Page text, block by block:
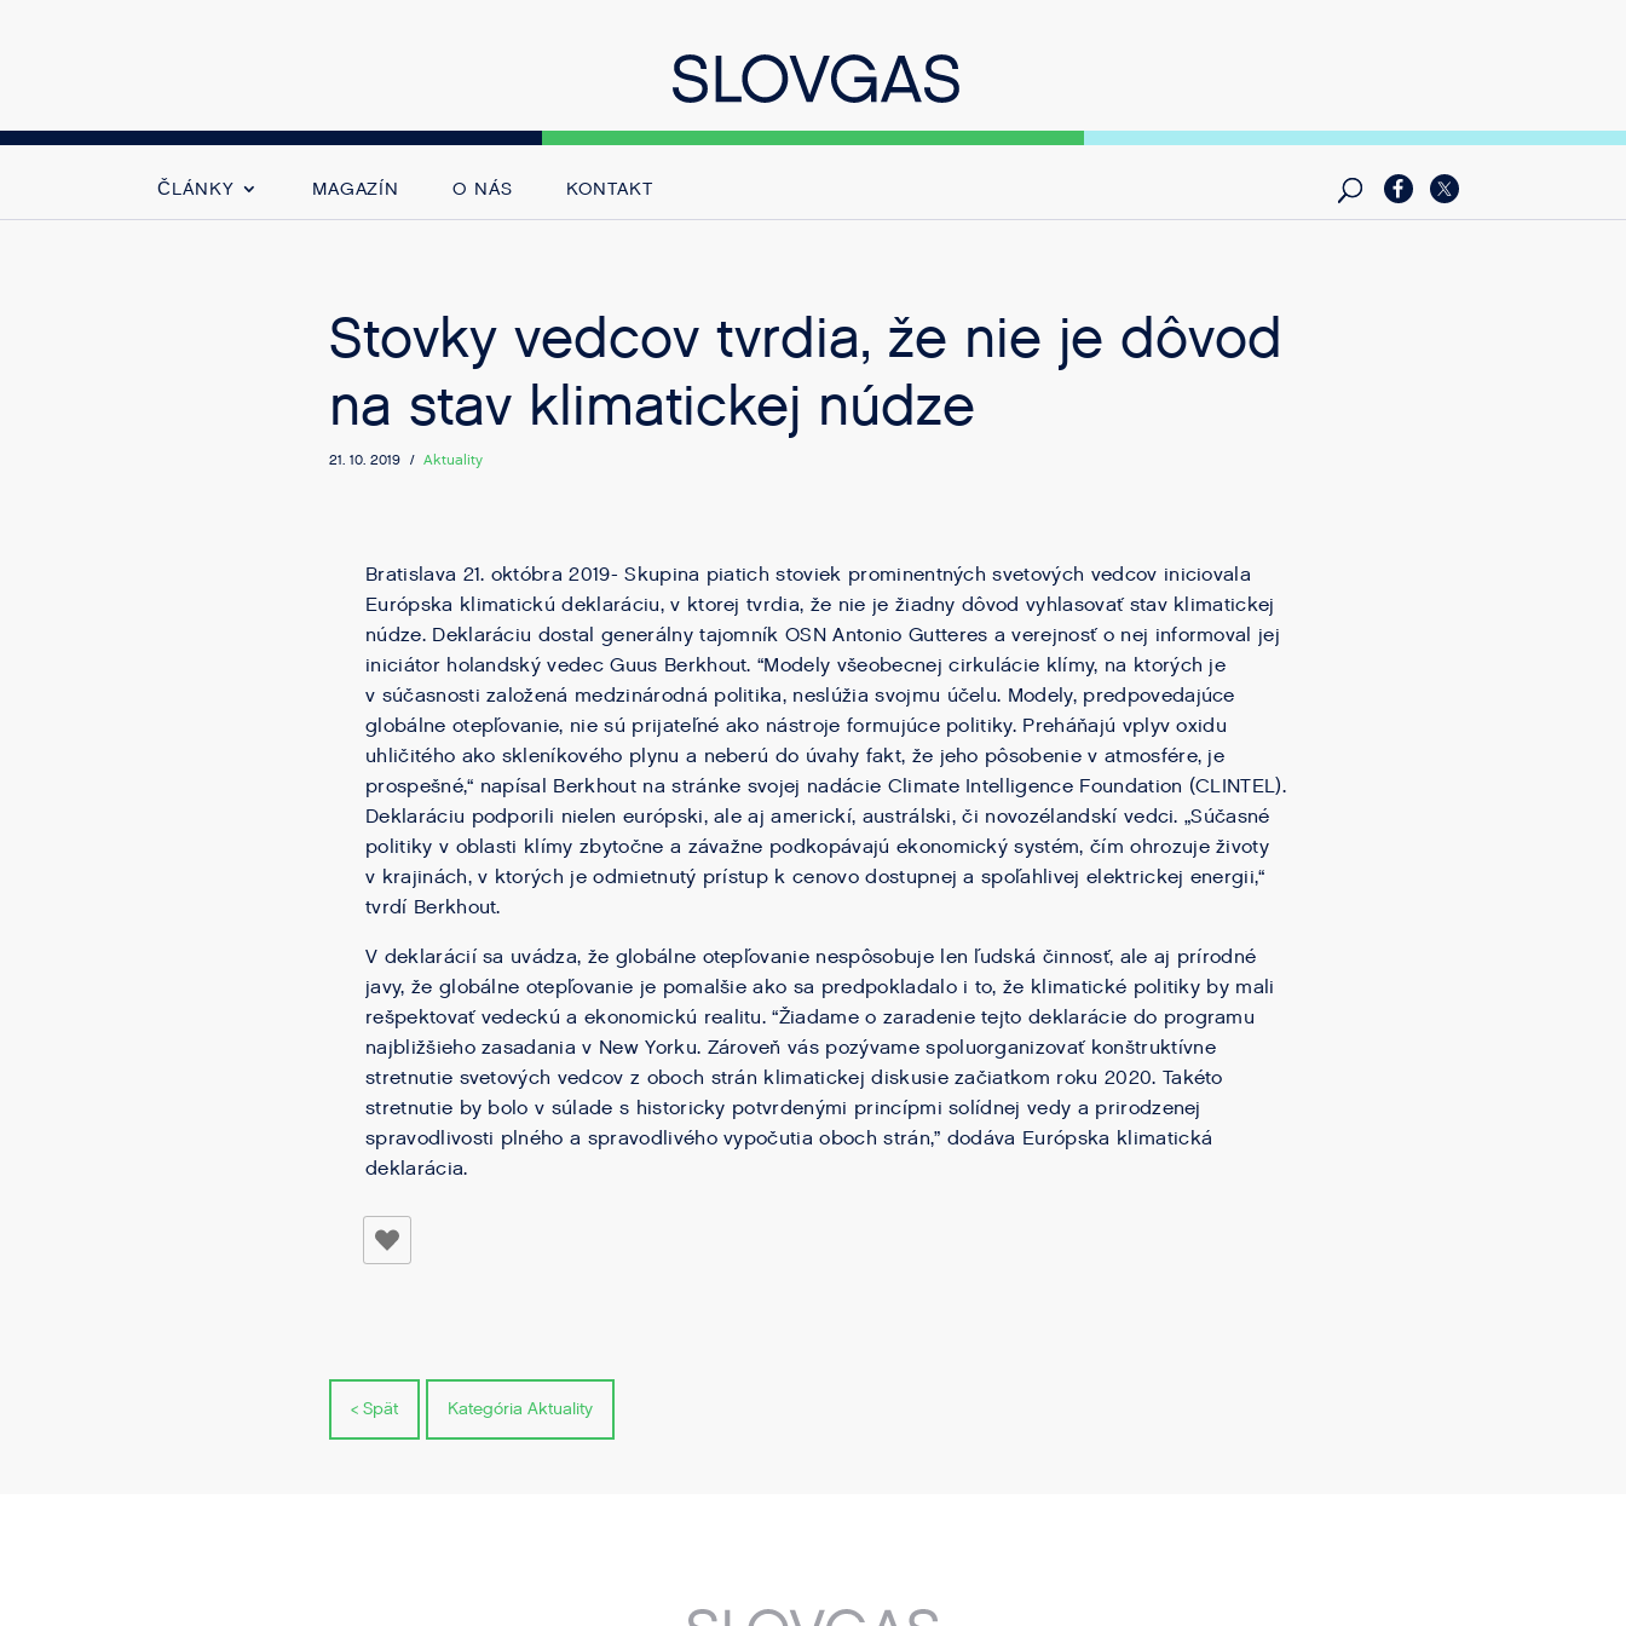
ČLÁNKY MAGAZÍN O NÁS KONTAKT
Stovky vedcov tvrdia, že nie je dôvod
na stav klimatickej núdze
21. 10. 2019 / Aktuality
Bratislava 21. októbra 2019- Skupina piatich stoviek prominentných svetových vedcov iniciovala
Európska klimatickú deklaráciu, v ktorej tvrdia, že nie je žiadny dôvod vyhlasovať stav klimatickej
núdze. Deklaráciu dostal generálny tajomník OSN Antonio Gutteres a verejnosť o nej informoval jej
iniciátor holandský vedec Guus Berkhout. “Modely všeobecnej cirkulácie klímy, na ktorých je
v súčasnosti založená medzinárodná politika, neslúžia svojmu účelu. Modely, predpovedajúce
globálne otepľovanie, nie sú prijateľné ako nástroje formujúce politiky. Preháňajú vplyv oxidu
uhličitého ako skleníkového plynu a neberú do úvahy fakt, že jeho pôsobenie v atmosfére, je
prospešné,“ napísal Berkhout na stránke svojej nadácie Climate Intelligence Foundation (CLINTEL).
Deklaráciu podporili nielen európski, ale aj americkí, austrálski, či novozélandskí vedci. „Súčasné
politiky v oblasti klímy zbytočne a závažne podkopávajú ekonomický systém, čím ohrozuje životy
v krajinách, v ktorých je odmietnutý prístup k cenovo dostupnej a spoľahlivej elektrickej energii,“
tvrdí Berkhout.
V deklarácií sa uvádza, že globálne otepľovanie nespôsobuje len ľudská činnosť, ale aj prírodné
javy, že globálne otepľovanie je pomalšie ako sa predpokladalo i to, že klimatické politiky by mali
rešpektovať vedeckú a ekonomickú realitu. “Žiadame o zaradenie tejto deklarácie do programu
najbližšieho zasadania v New Yorku. Zároveň vás pozývame spoluorganizovať konštruktívne
stretnutie svetových vedcov z oboch strán klimatickej diskusie začiatkom roku 2020. Takéto
stretnutie by bolo v súlade s historicky potvrdenými princípmi solídnej vedy a prirodzenej
spravodlivosti plného a spravodlivého vypočutia oboch strán,” dodáva Európska klimatická
deklarácia.
< Spät Kategória Aktuality